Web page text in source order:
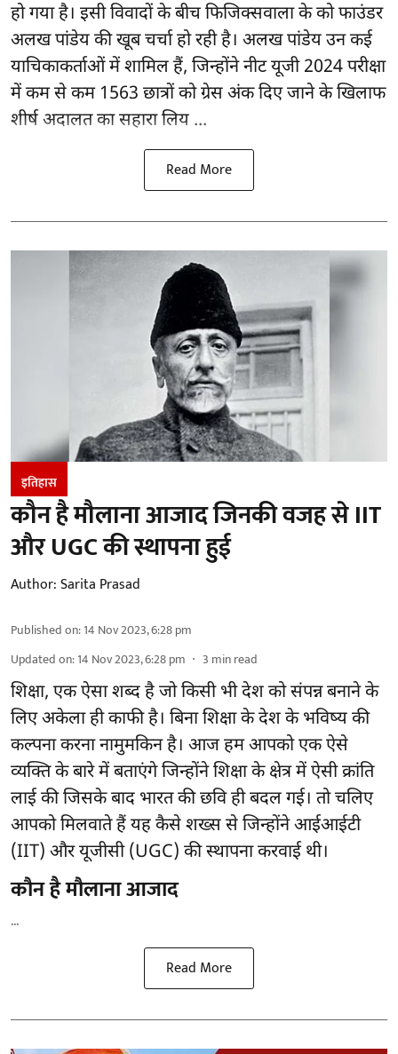
हो गया है। इसी विवादों के बीच फिजिक्सवाला के को फाउंडर
अलख पांडेय की खूब चर्चा हो रही है। अलख पांडेय उन कई
याचिकाकर्ताओं में शामिल हैं, जिन्होंने नीट यूजी 2024 परीक्षा
में कम से कम 1563 छात्रों को ग्रेस अंक दिए जाने के खिलाफ
शीर्ष अदालत का सहारा लिय ...
Read More
इतिहास
कौन है मौलाना आजाद जिनकी वजह से IIT
और UGC की स्थापना हुई
Author:Sarita Prasad
Published on:14 Nov 2023, 6:28 pm
Updated on:14 Nov 2023, 6:28 pm 3 min read
शिक्षा, एक ऐसा शब्द है जो किसी भी देश को संपन्न बनाने के
लिए अकेला ही काफी है। बिना शिक्षा के देश के भविष्य की
कल्पना करना नामुमकिन है। आज हम आपको एक ऐसे
व्यक्ति के बारे में बताएंगे जिन्होंने शिक्षा के क्षेत्र में ऐसी क्रांति
लाई की जिसके बाद भारत की छवि ही बदल गई। तो चलिए
आपको मिलवाते हैं यह कैसे शख्स से जिन्होंने आईआईटी
(IIT) और यूजीसी (UGC) की स्थापना करवाई थी।
कौन है मौलाना आजाद
...
Read More